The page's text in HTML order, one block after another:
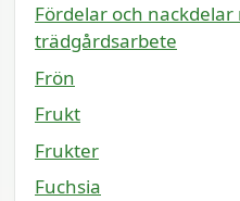
Fördelar och nackdelar
trädgårdsarbete
Frön
Frukt
Frukter
Fuchsia